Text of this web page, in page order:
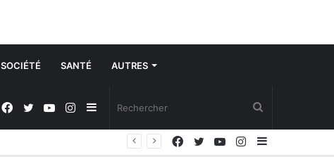
SOCIÉTÉ SANTÉ AUTRES
Sidebar
(barre
Instagram
YouTube
Twitter
Facebook
Sidebar
Instagram
YouTube
Twitter
Facebook